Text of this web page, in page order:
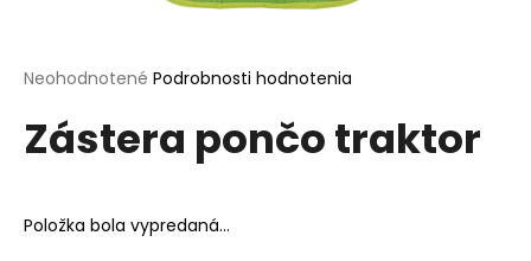
Priemerné
produktu
je
hviezdičiek.
Neohodnotené Podrobnosti hodnotenia
Zástera pončo traktor
Položka bola vypredaná…
s
ť
?